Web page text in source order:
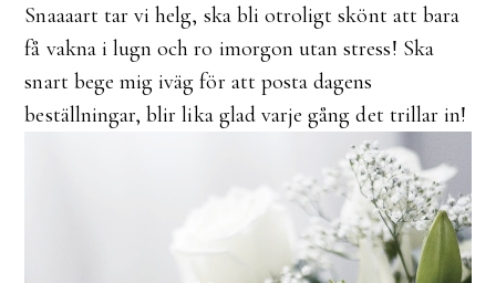
Snaaaart tar vi helg, ska bli otroligt skönt att bara
få vakna i lugn och ro imorgon utan stress! Ska
snart bege mig iväg för att posta dagens
beställningar, blir lika glad varje gång det trillar in!